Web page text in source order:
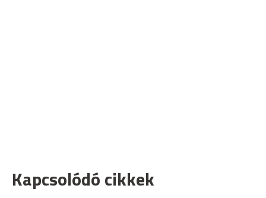
Kapcsolódó cikkek